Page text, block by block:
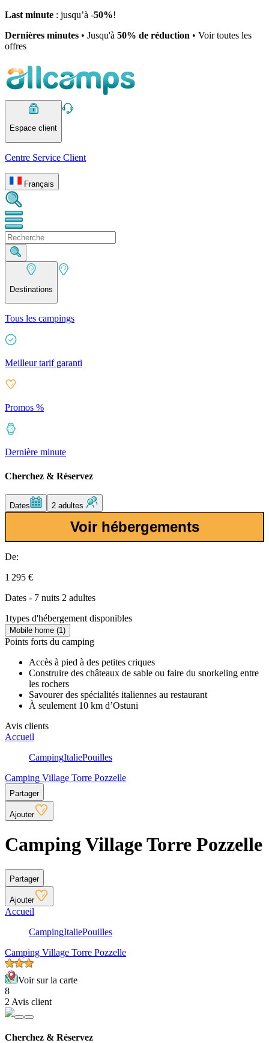
Last minute : jusqu’à -50%!
Dernières minutes • Jusqu'à 50% de réduction • Voir toutes les
offres
Espace client
Centre Service Client
Français
Destinations
Tous les campings
Meilleur tarif garanti
Promos %
Dernière minute
Cherchez & Réservez
Dates 2 adultes
Voir hébergements
De:
1 295 €
Dates - 7 nuits 2 adultes
1types d'hébergement disponibles
Mobile home (1)
Points forts du camping
Accès à pied à des petites criques
Construire des châteaux de sable ou faire du snorkeling entre
les rochers
Savourer des spécialités italiennes au restaurant
À seulement 10 km d’Ostuni
Avis clients
Accueil
CampingItaliePouilles
Camping Village Torre Pozzelle
Partager
Ajouter
Camping Village Torre Pozzelle
Partager
Ajouter
Accueil
CampingItaliePouilles
Camping Village Torre Pozzelle
Voir sur la carte
8
2 Avis client
Cherchez & Réservez